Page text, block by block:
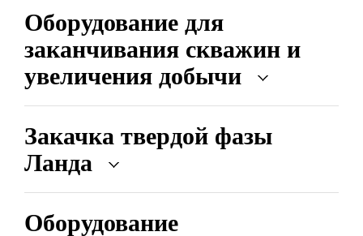
Оборудование для
заканчивания скважин и
увеличения добычи
Закачка твердой фазы
Ланда
Оборудование